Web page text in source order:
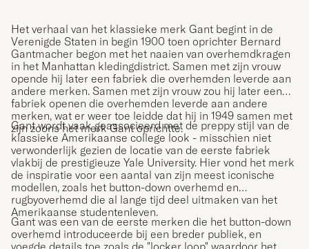
Het verhaal van het klassieke merk Gant begint in de
Verenigde Staten in begin 1900 toen oprichter Bernard
Gantmacher begon met het naaien van overhemdkragen
in het Manhattan kledingdistrict. Samen met zijn vrouw
opende hij later een fabriek die overhemden leverde aan
andere merken. Samen met zijn vrouw zou hij later een
fabriek openen die overhemden leverde aan andere
merken, wat er weer toe leidde dat hij in 1949 samen met
zijn zoons het merk Gant oprichtte.
Gant wordt vaak geassocieerd met de preppy stijl van de
klassieke Amerikaanse college look - misschien niet
verwonderlijk gezien de locatie van de eerste fabriek
vlakbij de prestigieuze Yale University. Hier vond het merk
de inspiratie voor een aantal van zijn meest iconische
modellen, zoals het button-down overhemd en
rugbyoverhemd die al lange tijd deel uitmaken van het
Amerikaanse studentenleven.
Gant was een van de eerste merken die het button-down
overhemd introduceerde bij een breder publiek, en
voegde details toe zoals de "locker loop" waardoor het